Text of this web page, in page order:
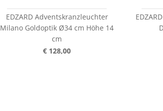
EDZARD Adventskranzleuchter
Milano Goldoptik Ø34 cm Höhe 14
cm
€ 128,00